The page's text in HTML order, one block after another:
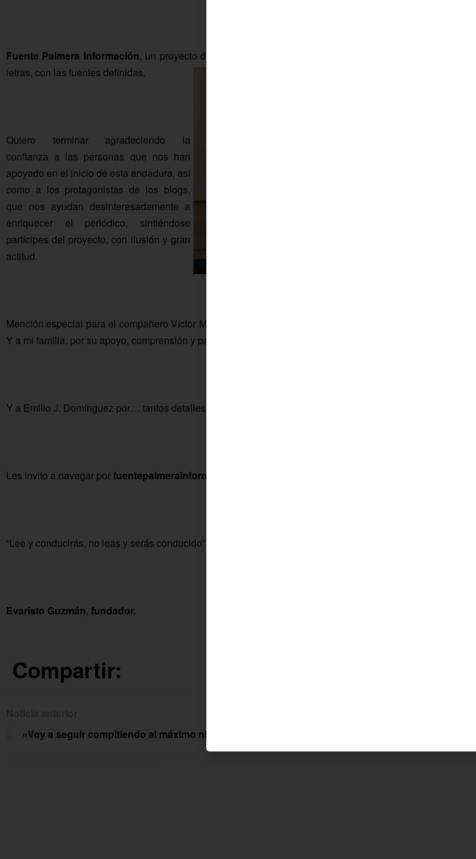
Fuente Palmera Información, un proyecto diferente y único para La Colonia, un periódico con todas las
letras, con las fuentes definidas.
Quiero terminar agradeciendo la
confianza a las personas que nos han
apoyado en el inicio de esta andadura, así
como a los protagonistas de los blogs,
que nos ayudan desinteresadamente a
enriquecer el periódico, sintiéndose
partícipes del proyecto, con ilusión y gran
actitud.
Mención especial para el compañero Víctor Molino, de Onda Cero Córdoba, por su inestimable aportación.
Y a mi familia, por su apoyo, comprensión y paciencia.
Y a Emilio J. Domínguez por… tantos detalles. Mil gracias.
Les invito a navegar porfuentepalmerainformación.es
“Lee y conducirás, no leas y serás conducido” (Santa Teresa de Jesús).
Evaristo Guzmán, fundador.
Compartir:
«Voy a seguir compitiendo al máximo nivel»